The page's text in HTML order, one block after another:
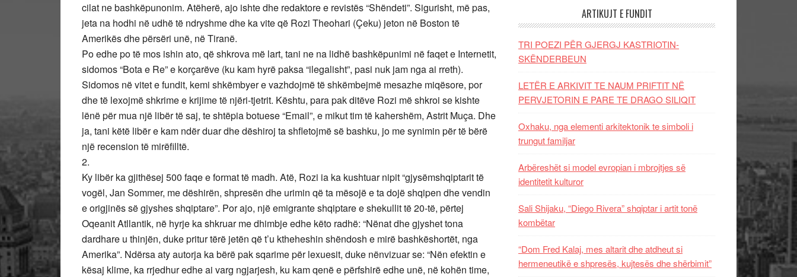
cilat ne bashkëpunonim. Atëherë, ajo ishte dhe redaktore e revistës “Shëndeti”. Sigurisht, më pas,
jeta na hodhi në udhë të ndryshme dhe ka vite që Rozi Theohari (Çeku) jeton në Boston të
Amerikës dhe përsëri unë, në Tiranë.
Po edhe po të mos ishin ato, që shkrova më lart, tani ne na lidhë bashkëpunimi në faqet e Internetit,
sidomos “Bota e Re” e korçarëve (ku kam hyrë paksa “ilegalisht”, pasi nuk jam nga ai rreth).
Sidomos në vitet e fundit, kemi shkëmbyer e vazhdojmë të shkëmbejmë mesazhe miqësore, por
dhe të lexojmë shkrime e krijime të njëri-tjetrit. Kështu, para pak ditëve Rozi më shkroi se kishte
lënë për mua një libër të saj, te shtëpia botuese “Email”, e mikut tim të kahershëm, Astrit Muça. Dhe
ja, tani këtë libër e kam ndër duar dhe dëshiroj ta shfletojmë së bashku, jo me synimin për të bërë
një recension të mirëfilltë.
2.
Ky libër ka gjithësej 500 faqe e format të madh. Atë, Rozi ia ka kushtuar nipit “gjysëmshqiptarit të
vogël, Jan Sommer, me dëshirën, shpresën dhe urimin që ta mësojë e ta dojë shqipen dhe vendin
e origjinës së gjyshes shqiptare”. Por ajo, një emigrante shqiptare e shekullit të 20-të, përtej
Oqeanit Atllantik, në hyrje ka shkruar me dhimbje edhe këto radhë: “Nënat dhe gjyshet tona
dardhare u thinjën, duke pritur tërë jetën që t’u ktheheshin shëndosh e mirë bashkëshortët, nga
Amerika”. Ndërsa aty autorja ka bërë pak sqarime për lexuesit, duke nënvizuar se: “Nën efektin e
kësaj klime, ka rrjedhur edhe ai varg ngjarjesh, ku kam qenë e përfshirë edhe unë, në kohën time,
ARTIKUJT E FUNDIT
TRI POEZI PËR GJERGJ KASTRIOTIN-
SKËNDERBEUN
LETËR E ARKIVIT TE NAUM PRIFTIT NË
PERVJETORIN E PARE TE DRAGO SILIQIT
Oxhaku, nga elementi arkitektonik te simboli i
trungut familjar
Arbëreshët si model evropian i mbrojtjes së
identitetit kulturor
Sali Shijaku, “Diego Rivera” shqiptar i artit tonë
kombëtar
“Dom Fred Kalaj, mes altarit dhe atdheut si
hermeneutikë e shpresës, kujtesës dhe shërbimit”